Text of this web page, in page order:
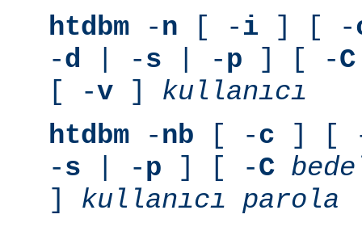
htdbm -n [ -i ] [ -
-d | -s | -p ] [ -C
[ -v ] kullanıcı
htdbm -nb [ -c ] [
-s | -p ] [ -C
] kullanıcı
parola